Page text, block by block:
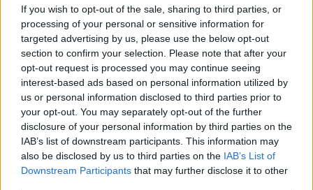
If you wish to opt-out of the sale, sharing to third parties, or
processing of your personal or sensitive information for
targeted advertising by us, please use the below opt-out
section to confirm your selection. Please note that after your
opt-out request is processed you may continue seeing
interest-based ads based on personal information utilized by
us or personal information disclosed to third parties prior to
your opt-out. You may separately opt-out of the further
disclosure of your personal information by third parties on the
IAB’s list of downstream participants. This information may
also be disclosed by us to third parties on the IAB’s List of
Downstream Participants that may further disclose it to other
savakhoz itt már élénk, friss és kifejező
gyümölcsösség, édesfűszerek és nagyobb
komplexitás társul. Az illat- és az ízpróba során is
egyaránt egy elegáns, szerethető és jól összepakolt
bor képét mutatja. Egyensúlyos, lendületes, végig
van tartása, ráadásul ízben némi kerekítő
maradékcukor is felsejlik. Kiváló alapfurmint, sőt,
több is annál. Szerettem hetekkelkorábban, most
egy fél ponttal talán jobban is:6 pont.(2950 Ft,
Bortársaság)
Bott Frigyes Furmint 2018